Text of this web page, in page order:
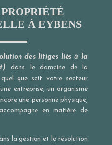
À EYBENS
des litiges liés à la
dans le domaine de la
que soit votre secteur
entreprise, un organisme
une personne physique,
en matière de
la gestion et la résolution